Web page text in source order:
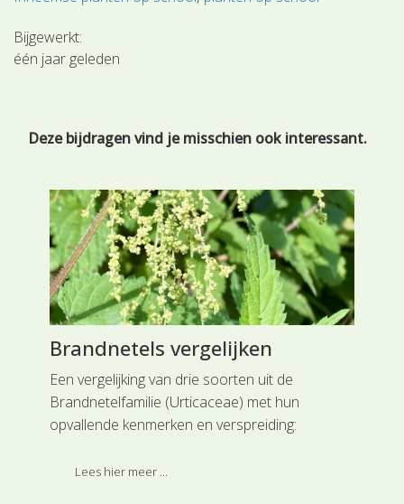
Bijgewerkt:
één jaar geleden
Deze bijdragen vind je misschien ook interessant.
Brandnetels vergelijken
Een vergelijking van drie soorten uit de
Brandnetelfamilie (Urticaceae) met hun
opvallende kenmerken en verspreiding:
Lees hier meer ...